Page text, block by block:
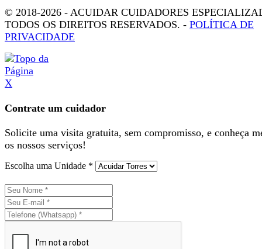
© 2018-2026 - ACUIDAR CUIDADORES
TODOS OS DIREITOS RESERVADOS. - POLÍTICA DE
PRIVACIDADE
X
Contrate um cuidador
Solicite uma visita gratuita, sem compromisso, e conheça
os nossos serviços!
Escolha uma Unidade *